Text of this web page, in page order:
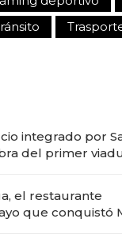
integrado por
del primer
el restaurante
que conquistó